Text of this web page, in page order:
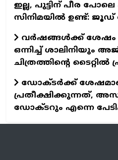
ഇല്ല, പുട്ടിന് പീര
സിനിമയില്‍ ഉണ്ട്:
വര്‍ഷങ്ങള്‍ക്ക് ശേഷം
ഒന്നിച്ച് ശാലിനിയും
ചിത്രത്തിന്റെ ടൈറ്റില്‍
ഡോക്ടര്‍ക്ക്
പ്രതീക്ഷിക്കുന്നത്,
ഡോക്ടറും എന്നെ